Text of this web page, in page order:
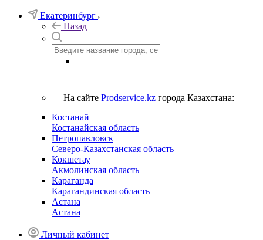
Екатеринбург
Назад
На сайте Prodservice.kz города Казахстана:
Костанай
Костанайская область
Петропавловск
Северо-Казахстанская область
Кокшетау
Акмолинская область
Караганда
Карагандинская область
Астана
Астана
Личный кабинет